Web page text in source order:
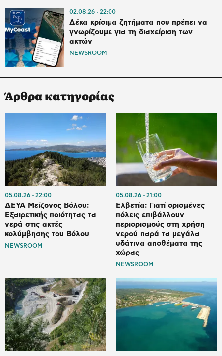
02.08.26 22:00
Δέκα κρίσιμα ζητήματα που πρέπει να
γνωρίζουμε για τη διαχείριση των
ακτών
NEWSROOM
Άρθρα κατηγορίας
05.08.26 22:00
ΔΕΥΑ Μείζονος Βόλου:
Εξαιρετικής ποιότητας τα
νερά στις ακτές
κολύμβησης του Βόλου
NEWSROOM
05.08.26 21:00
Ελβετία: Γιατί ορισμένες
πόλεις επιβάλλουν
περιορισμούς στη χρήση
νερού παρά τα μεγάλα
υδάτινα αποθέματα της
χώρας
NEWSROOM